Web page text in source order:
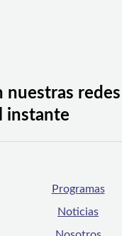
nuestras
instante
Programas
Noticias